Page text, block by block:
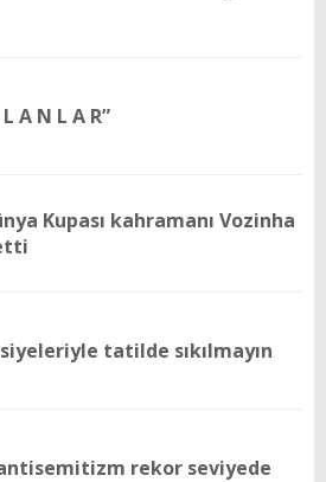
A N L A R”
Kupası kahramanı Vozinha
tatilde sıkılmayın
rekor seviyede